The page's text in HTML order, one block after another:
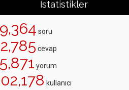
İstatistikler
soru
cevap
yorum
kullanıcı